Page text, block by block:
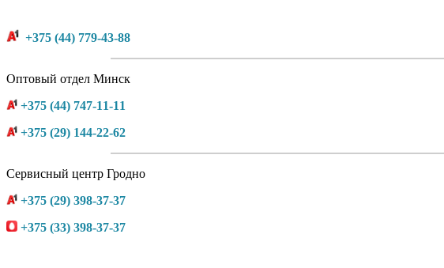
+375 (44) 779-43-88
Оптовый отдел Минск
+375 (44) 747-11-11
+375 (29) 144-22-62
Сервисный центр Гродно
+375 (29) 398-37-37
+375 (33) 398-37-37